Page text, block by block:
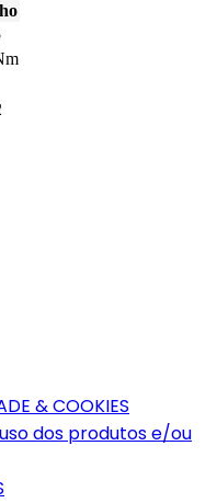
& COOKIES
dos produtos e/ou